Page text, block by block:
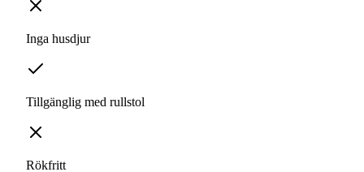
Inga husdjur
Tillgänglig med rullstol
Rökfritt